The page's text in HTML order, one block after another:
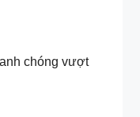
chóng vượt